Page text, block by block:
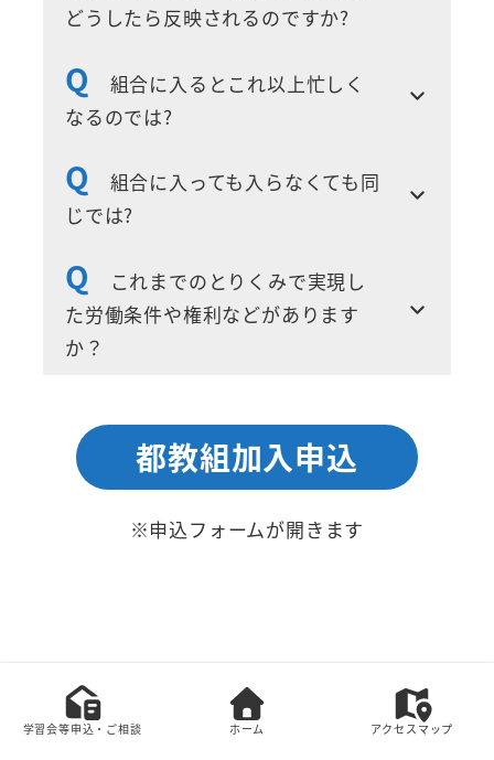
どうしたら反映されるのですか?
Q
組合に入るとこれ以上忙しく
なるのでは?
Q
組合に入っても入らなくても同
じでは?
Q
これまでのとりくみで実現し
た労働条件や権利などがあります
か？
都教組加入申込
※申込フォームが開きます
本サイト上の全てのコンテンツの無断転載を禁じま
す。
学習会等申込・ご相談 ホーム アクセスマップ